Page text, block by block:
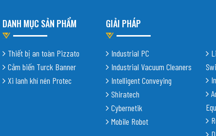
DANH MỤC SẢN PHẨM
Thiết bị an toàn Pizzato
Cảm biến Turck Banner
Xi lanh khí nén Protec
GIẢI PHÁP
Industrial PC
Industrial Vacuum Cleaners
Intelligent Conveying
Shiratech
Cybernetik
Mobile Robot